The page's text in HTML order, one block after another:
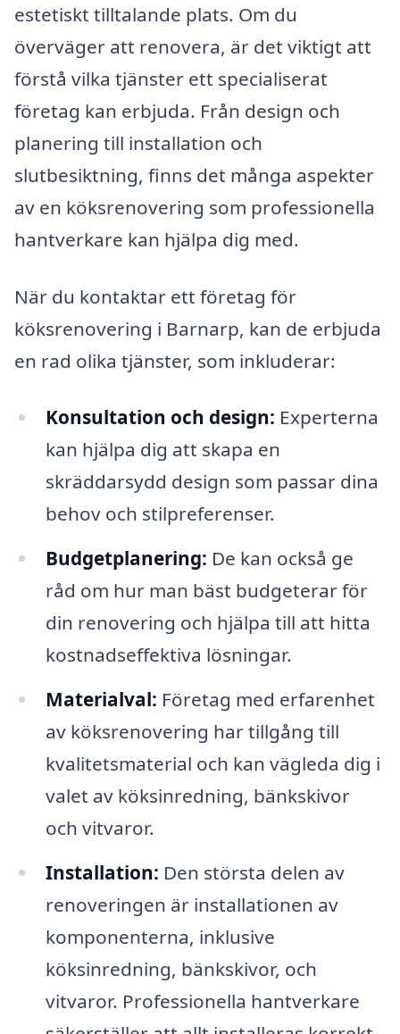
estetiskt tilltalande plats. Om du
överväger att renovera, är det viktigt att
förstå vilka tjänster ett specialiserat
företag kan erbjuda. Från design och
planering till installation och
slutbesiktning, finns det många aspekter
av en köksrenovering som professionella
hantverkare kan hjälpa dig med.
När du kontaktar ett företag för
köksrenovering i Barnarp, kan de erbjuda
en rad olika tjänster, som inkluderar:
Konsultation och design: Experterna
kan hjälpa dig att skapa en
skräddarsydd design som passar dina
behov och stilpreferenser.
Budgetplanering: De kan också ge
råd om hur man bäst budgeterar för
din renovering och hjälpa till att hitta
kostnadseffektiva lösningar.
Materialval: Företag med erfarenhet
av köksrenovering har tillgång till
kvalitetsmaterial och kan vägleda dig i
valet av köksinredning, bänkskivor
och vitvaror.
Installation: Den största delen av
renoveringen är installationen av
komponenterna, inklusive
köksinredning, bänkskivor, och
vitvaror. Professionella hantverkare